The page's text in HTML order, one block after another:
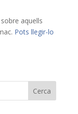
aquells
Pots llegir-lo